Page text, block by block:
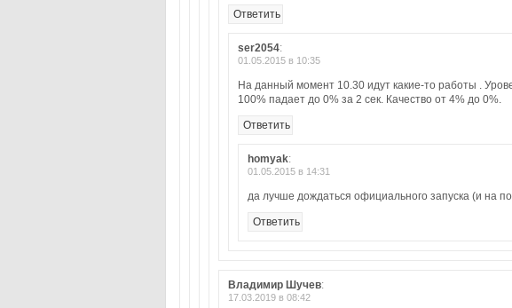
Ответить
ser2054:
01.05.2015 в 10:35
На данный момент 10.30 идут какие-то работы .
100% падает до 0% за 2 сек. Качество от 4% до 0%.
Ответить
homyak:
01.05.2015 в 14:31
да лучше дождаться официального запуска (и на
Ответить
Владимир Шучев:
17.03.2019 в 08:42